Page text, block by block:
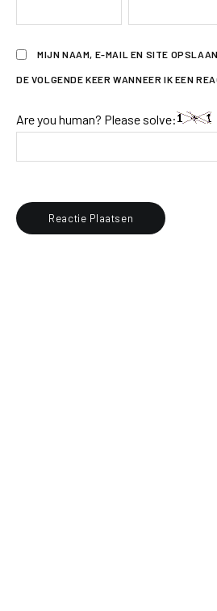
MIJN NAAM, E-MAIL EN SITE
DE VOLGENDE KEER WANNEER IK EEN
Are you human? Please solve: